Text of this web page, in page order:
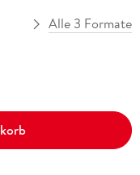
Alle 3 Formate